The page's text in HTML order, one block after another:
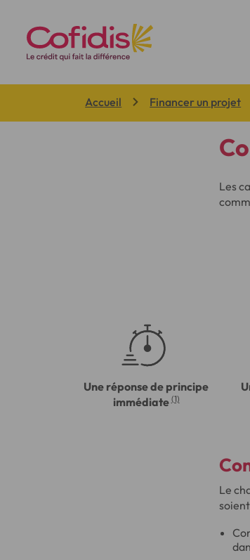
Vous êtes ici:
Accueil Financer un projet
Les
Une réponse de principe
immédiate (1)
Le